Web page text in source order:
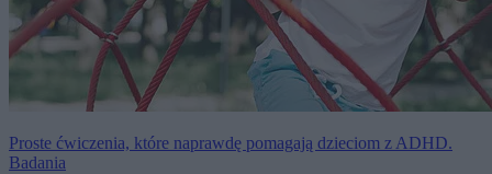
Proste ćwiczenia, które naprawdę pomagają dzieciom z ADHD.
Badania